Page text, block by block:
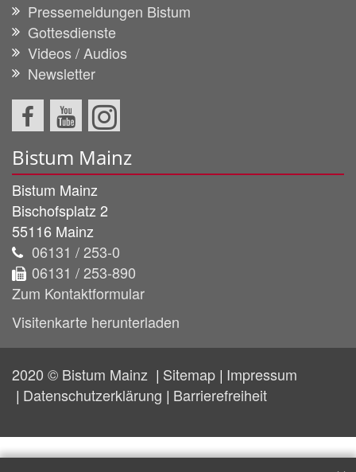
Pressemeldungen Bistum
Gottesdienste
Videos / Audios
Newsletter
Bistum Mainz
Bistum Mainz
Bischofsplatz 2
55116 Mainz
06131 / 253-0
06131 / 253-890
Zum Kontaktformular
Visitenkarte herunterladen
2020 © Bistum Mainz Sitemap Impressum
Datenschutzerklärung
Barrierefreiheit